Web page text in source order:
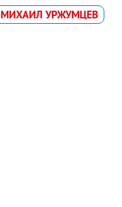
МИХАИЛ УРЖУМЦЕВ